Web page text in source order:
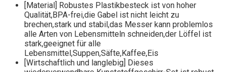
[Material] Robustes Plastikbesteck ist von hoher
Qualität,BPA-frei,die Gabel ist nicht leicht zu
brechen,stark und stabil,das Messer kann problemlos
alle Arten von Lebensmitteln schneiden,der Löffel ist
stark,geeignet für alle
Lebensmittel,Suppen,Säfte,Kaffee,Eis
[Wirtschaftlich und langlebig] Dieses